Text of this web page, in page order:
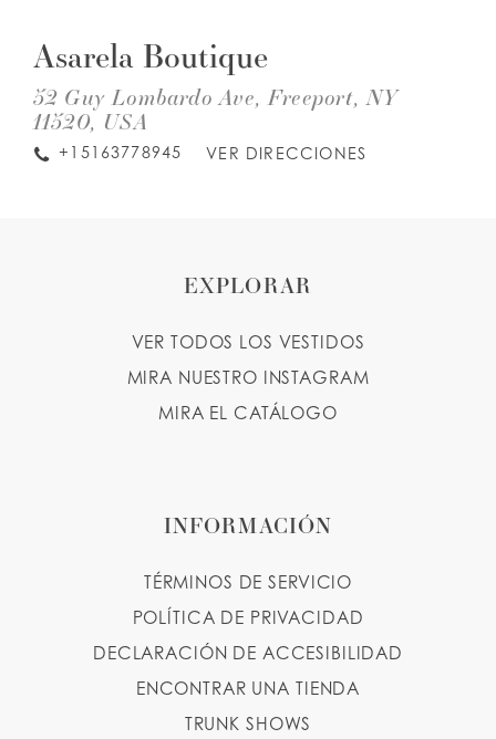
ESPAÑOL INGLES
Asarela Boutique
52 Guy Lombardo Ave, Freeport, NY
11520, USA
+15163778945 VER DIRECCIONES
EXPLORAR
VER TODOS LOS VESTIDOS
MIRA NUESTRO INSTAGRAM
MIRA EL CATÁLOGO
INFORMACIÓN
TÉRMINOS DE SERVICIO
POLÍTICA DE PRIVACIDAD
DECLARACIÓN DE ACCESIBILIDAD
ENCONTRAR UNA TIENDA
TRUNK SHOWS